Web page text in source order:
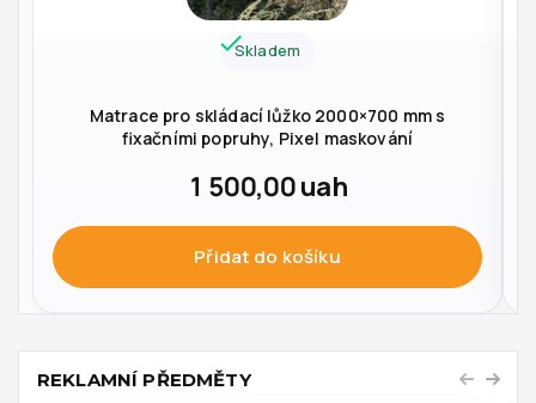
Skladem
Matrace pro skládací lůžko 2000×700 mm s
fixačními popruhy, Pixel maskování
1 500,00uah
Přidat do košíku
REKLAMNÍ PŘEDMĚTY